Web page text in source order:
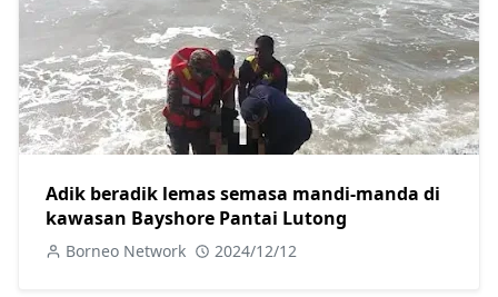
Adik beradik lemas semasa mandi-manda di
kawasan Bayshore Pantai Lutong
Borneo Network 2024/12/12